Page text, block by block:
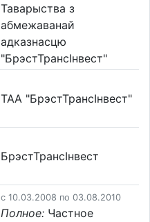
Таварыства з
абмежаванай
адказнасцю
"БрэстТрансІнвест"
ТАА "БрэстТрансІнвест"
БрэстТрансІнвест
c 10.03.2008 по 03.08.2010
Полное: Частное